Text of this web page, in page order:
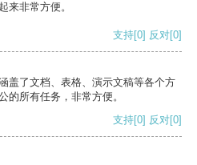
来非常方便。
支持[0] 反对[0]
盖了文档、表格、演示文稿等各个方
的所有任务，非常方便。
支持[0] 反对[0]